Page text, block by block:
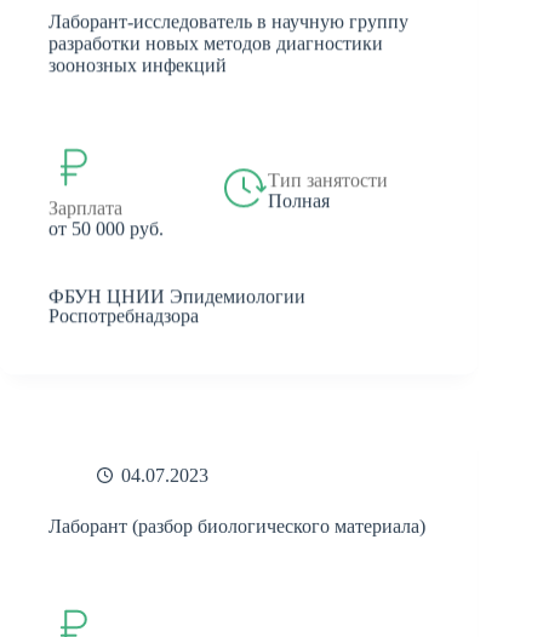
Лаборант-исследователь в научную группу
разработки новых методов диагностики
зоонозных инфекций
Зарплата
от 50 000 руб.
Тип занятости
Полная
ФБУН ЦНИИ Эпидемиологии
Роспотребнадзора
04.07.2023
Лаборант (разбор биологического материала)